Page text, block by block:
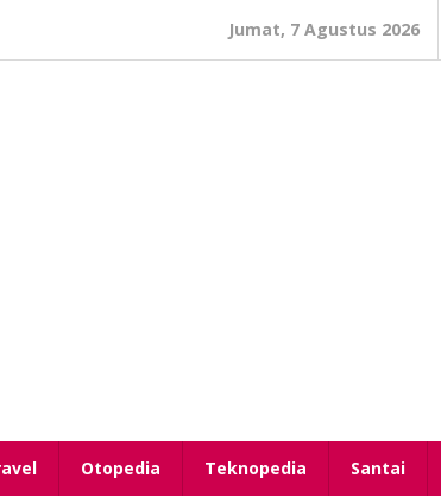
Jumat, 7 Agustus 2026
Otopedia Teknopedia Santai